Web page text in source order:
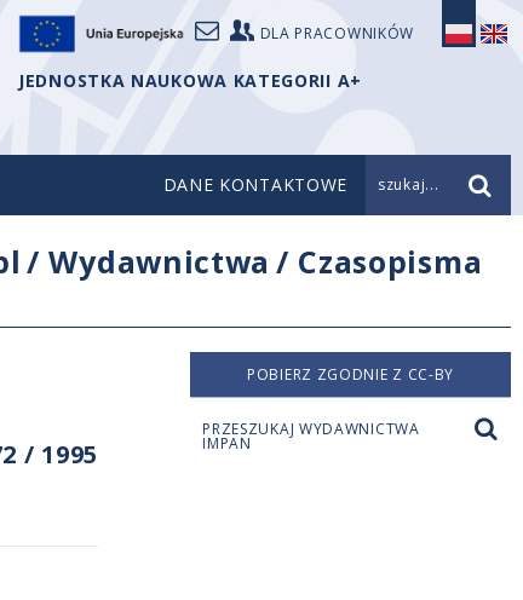
DLA PRACOWNIKÓW
JEDNOSTKA NAUKOWA KATEGORII A+
DANE KONTAKTOWE szukaj...
/Wydawnictwa / Czasopisma
/ 1995
POBIERZ ZGODNIE Z CC-BY
PRZESZUKAJ WYDAWNICTWA
IMPAN